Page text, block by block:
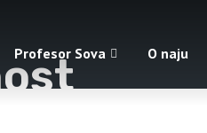
Profesor Sova O naju